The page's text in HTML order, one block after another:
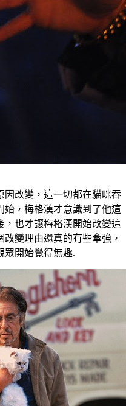
因改變，這一切都在貓咪吞
始，梅格漢才意識到了他這
，也才讓梅格漢開始改變這
變理由還真的有些牽強，
眾開始覺得無趣.